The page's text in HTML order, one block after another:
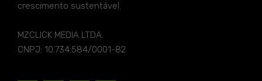
crescimento sustentável.
MZCLICK MEDIA LTDA.
CNPJ: 10.734.584/0001-82